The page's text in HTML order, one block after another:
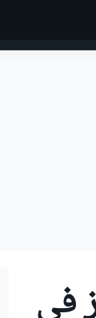
في